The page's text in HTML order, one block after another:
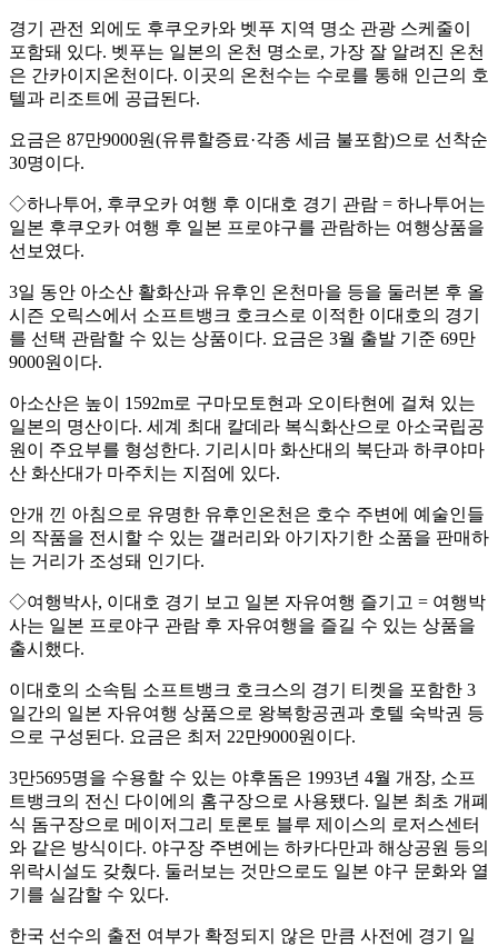
경기 관전 외에도 후쿠오카와 벳푸 지역 명소 관광 스케줄이
포함돼 있다. 벳푸는 일본의 온천 명소로, 가장 잘 알려진 온천
은 간카이지온천이다. 이곳의 온천수는 수로를 통해 인근의 호
텔과 리조트에 공급된다.
요금은 87만9000원(유류할증료·각종 세금 불포함)으로 선착순
30명이다.
◇하나투어, 후쿠오카 여행 후 이대호 경기 관람 = 하나투어는
일본 후쿠오카 여행 후 일본 프로야구를 관람하는 여행상품을
선보였다.
3일 동안 아소산 활화산과 유후인 온천마을 등을 둘러본 후 올
시즌 오릭스에서 소프트뱅크 호크스로 이적한 이대호의 경기
를 선택 관람할 수 있는 상품이다. 요금은 3월 출발 기준 69만
9000원이다.
아소산은 높이 1592m로 구마모토현과 오이타현에 걸쳐 있는
일본의 명산이다. 세계 최대 칼데라 복식화산으로 아소국립공
원이 주요부를 형성한다. 기리시마 화산대의 북단과 하쿠야마
산 화산대가 마주치는 지점에 있다.
안개 낀 아침으로 유명한 유후인온천은 호수 주변에 예술인들
의 작품을 전시할 수 있는 갤러리와 아기자기한 소품을 판매하
는 거리가 조성돼 인기다.
◇여행박사, 이대호 경기 보고 일본 자유여행 즐기고 = 여행박
사는 일본 프로야구 관람 후 자유여행을 즐길 수 있는 상품을
출시했다.
이대호의 소속팀 소프트뱅크 호크스의 경기 티켓을 포함한 3
일간의 일본 자유여행 상품으로 왕복항공권과 호텔 숙박권 등
으로 구성된다. 요금은 최저 22만9000원이다.
3만5695명을 수용할 수 있는 야후돔은 1993년 4월 개장, 소프
트뱅크의 전신 다이에의 홈구장으로 사용됐다. 일본 최초 개폐
식 돔구장으로 메이저그리 토론토 블루 제이스의 로저스센터
와 같은 방식이다. 야구장 주변에는 하카다만과 해상공원 등의
위락시설도 갖췄다. 둘러보는 것만으로도 일본 야구 문화와 열
기를 실감할 수 있다.
한국 선수의 출전 여부가 확정되지 않은 만큼 사전에 경기 일